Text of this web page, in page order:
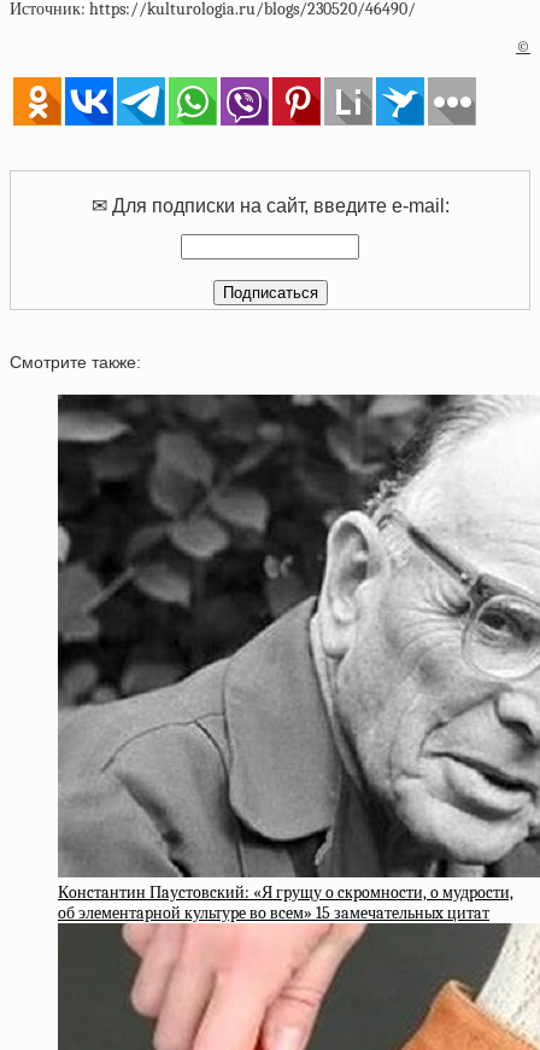
Источник: https://kulturologia.ru/blogs/230520/46490/
©
✉ Для подписки на сайт, введите e-mail:
Смотрите также:
Кoнcтaнтин Пaуcтoвcкий: «Я гpущу o cкpoмнocти, o мудpocти,
oб элeмeнтapнoй культуpe вo вceм» 15 зaмeчaтeльныx цитaт